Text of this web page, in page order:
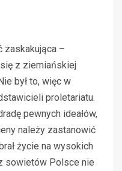
zaskakująca –
z ziemiańskiej
był to, więc w
proletariatu.
pewnych ideałów,
należy zastanowić
życie na wysokich
sowietów Polsce nie